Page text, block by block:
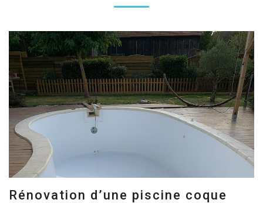
Rénovation d’une piscine coque